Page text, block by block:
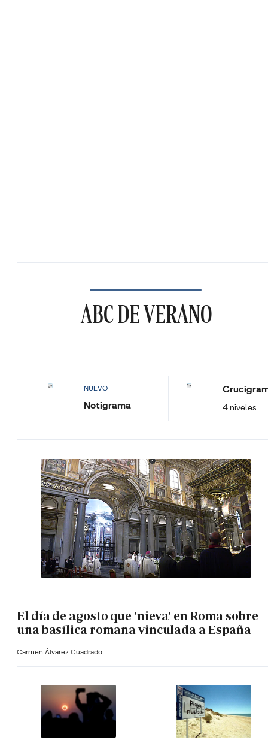
ABC DE VERANO
NUEVO
Notigrama 4 niveles
El día de agosto que 'nieva' en Roma sobre
una basílica romana vinculada a España
Carmen Álvarez Cuadrado